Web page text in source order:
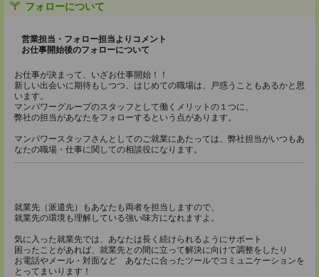
フォローについて
営業担当・フォロー担当よりコメント
お仕事開始後のフォローについて
お仕事が決まって、いざお仕事開始！！
新しい出会いに期待もしつつ、はじめての職場は、戸惑うこともあるかと思
います。
マンパワーグループのスタッフとして働くメリットの１つに、
弊社の担当があなたをフォローするという点があります。
マンパワースタッフさんとしてのご就業にあたっては、弊社担当がいつもあ
なたの職場・仕事に関しての相談役になります。
就業先（派遣先）もあなたも両者を担当しますので、
就業先の環境も理解している強い味方になれますよ。
気に入った就業先では、あなたは長く続けられるようにサポート
困ったことがあれば、就業先との間に立って解決に向けて調整をしたり
お電話やメール・対面など あなたに合ったツールでコミュニケーションを
とってまいります！